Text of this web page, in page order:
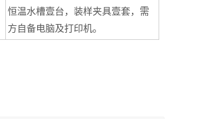
恒温水槽壹台，装样夹具壹套，需
方自备电脑及打印机。